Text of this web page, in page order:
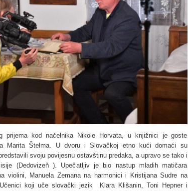
prijema kod načelnika Nikole Horvata, u knjižnici je goste
Marita Štelma. U dvoru i Slovačkoj etno kući domaći su
svoju povijesnu ostavštinu predaka, a upravo se tako i
(Dedovizeň ). Upečatljiv je bio nastup mladih matičara
violini, Manuela Zemana na harmonici i Kristijana Sudre na
koji uče slovački jezik Klara Klišanin, Toni Hepner i